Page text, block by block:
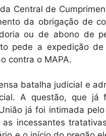
Central de
da obrigação de
ou de abono de
pede a expedição
contra o MAPA.
batalha judicial e
A questão, que
já foi intimada
incessantes